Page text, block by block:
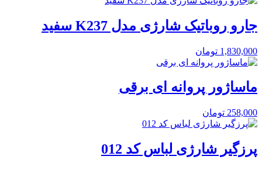
جارو روباتیک شارژی مدل K237 سفید
1,830,000 تومان
ماساژور پروانه ای برقی
258,000 تومان
پرزگیر شارژی لباس کد 012